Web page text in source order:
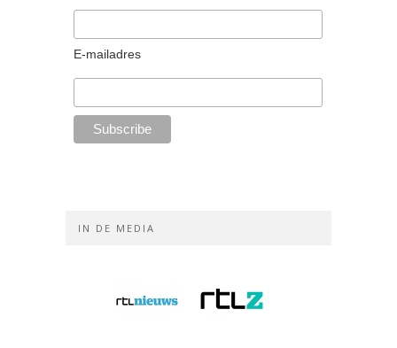
E-mailadres
IN DE MEDIA